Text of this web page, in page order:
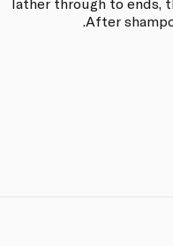
After